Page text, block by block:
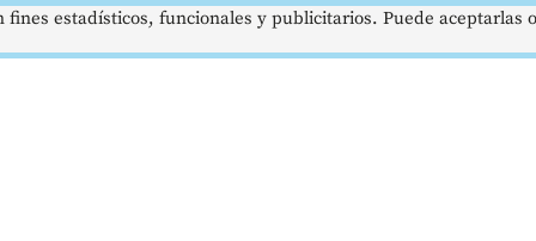
estadísticos, funcionales y publicitarios. Puede aceptarlas